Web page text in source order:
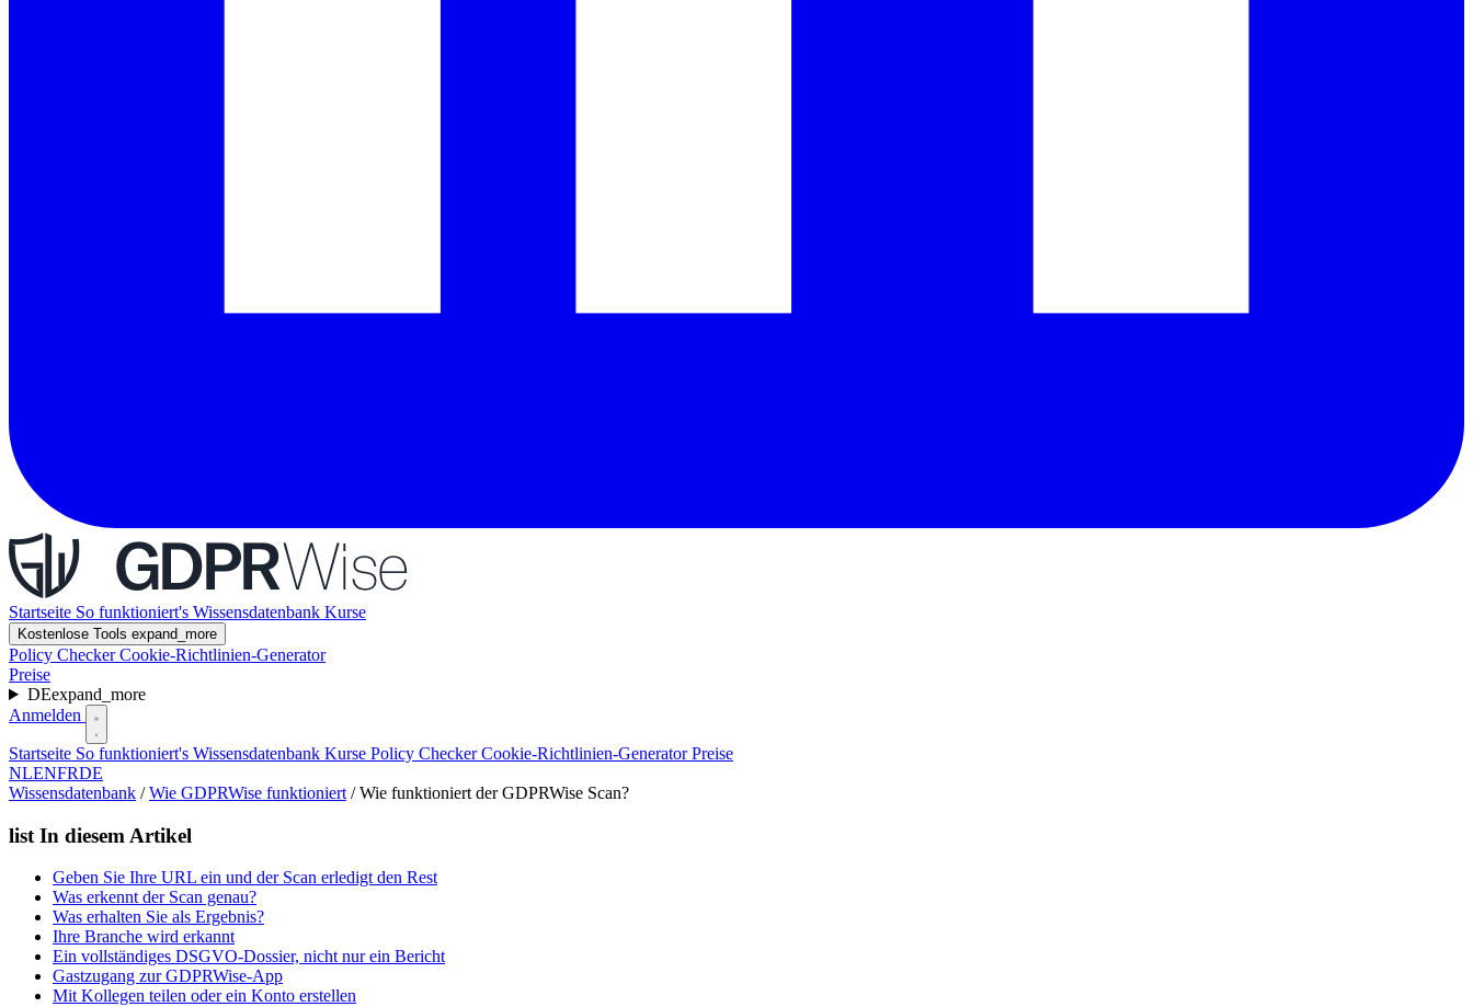
Startseite So funktioniert's Wissensdatenbank Kurse
Kostenlose Tools expand_more
Policy CheckerCookie-Richtlinien-Generator
Preise
DEexpand_more
Anmelden
Startseite So funktioniert's Wissensdatenbank Kurse Policy CheckerCookie-Richtlinien-GeneratorPreise
NLENFRDE
Wissensdatenbank / Wie GDPRWise funktioniert / Wie funktioniert der GDPRWise Scan?
list In diesem Artikel
Geben Sie Ihre URL ein und der Scan erledigt den Rest
Was erkennt der Scan genau?
Was erhalten Sie als Ergebnis?
Ihre Branche wird erkannt
Ein vollständiges DSGVO-Dossier, nicht nur ein Bericht
Gastzugang zur GDPRWise-App
Mit Kollegen teilen oder ein Konto erstellen